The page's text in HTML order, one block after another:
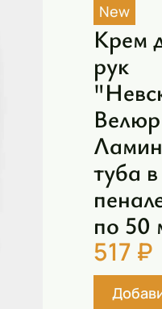
New
Крем
рук
туба в
по 50
517 ₽